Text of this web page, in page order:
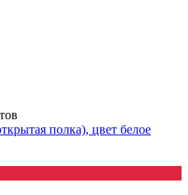
полка), цвет белое